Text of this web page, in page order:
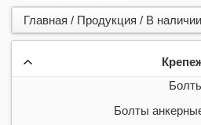
Главная / Продукция / В
Болты